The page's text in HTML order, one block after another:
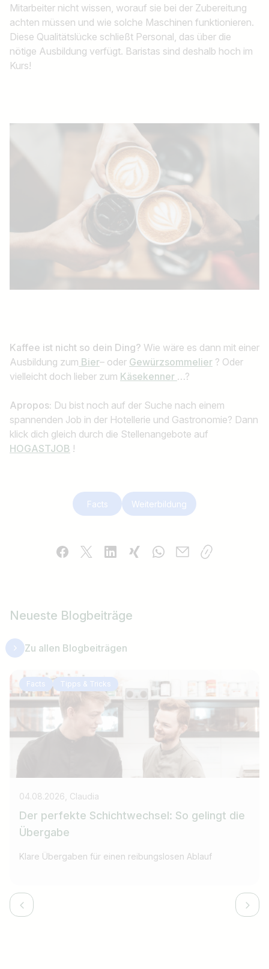
Mitarbeiter nicht wissen, worauf sie bei der Zubereitung
achten müssen und wie solche Maschinen funktionieren.
Diese Qualitätslücke schließt Personal, das über die
nötige Ausbildung verfügt. Baristas sind deshalb hoch im
Kurs!
Kaffee ist nicht so dein Ding? Wie wäre es dann mit einer
Ausbildung zum Bier– oder Gewürzsommelier ? Oder
vielleicht doch lieber zum Käsekenner …?
Apropos: Du bist noch auf der Suche nach einem
spannenden Job in der Hotellerie und Gastronomie? Dann
klick dich gleich durch die Stellenangebote auf
HOGASTJOB !
Facts Weiterbildung
Neueste Blogbeiträge
Zu allen Blogbeiträgen
Facts Tipps & Tricks
04.08.2026, Claudia
Der perfekte Schichtwechsel: So gelingt die
Übergabe
Klare Übergaben für einen reibungslosen Ablauf